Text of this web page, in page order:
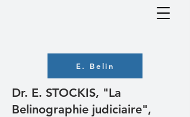
E. Belin
Dr. E. STOCKIS, "La
Belinographie judiciaire",